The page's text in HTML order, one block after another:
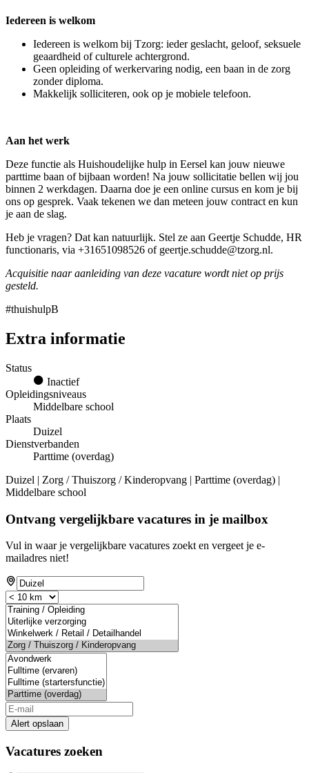
Iedereen is welkom
Iedereen is welkom bij Tzorg: ieder geslacht, geloof, seksuele
geaardheid of culturele achtergrond.
Geen opleiding of werkervaring nodig, een baan in de zorg
zonder diploma.
Makkelijk solliciteren, ook op je mobiele telefoon.
Aan het werk
Deze functie als Huishoudelijke hulp in Eersel kan jouw nieuwe
parttime baan of bijbaan worden! Na jouw sollicitatie bellen wij jou
binnen 2 werkdagen. Daarna doe je een online cursus en kom je bij
ons op gesprek. Vaak tekenen we dan meteen jouw contract en kun
je aan de slag.
Heb je vragen? Dat kan natuurlijk. Stel ze aan Geertje Schudde, HR
functionaris, via +31651098526 of geertje.schudde@tzorg.nl.
Acquisitie naar aanleiding van deze vacature wordt niet op prijs
gesteld.
#thuishulpB
Extra informatie
Status
Inactief
Opleidingsniveaus
Middelbare school
Plaats
Duizel
Dienstverbanden
Parttime (overdag)
Duizel | Zorg / Thuiszorg / Kinderopvang | Parttime (overdag) |
Middelbare school
Ontvang vergelijkbare vacatures in je mailbox
Vul in waar je vergelijkbare vacatures zoekt en vergeet je e-
mailadres niet!
Alert opslaan
Vacatures zoeken